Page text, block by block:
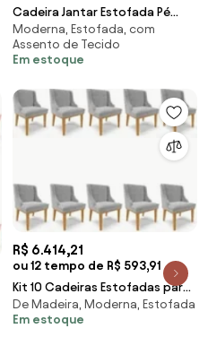
Cadeira Jantar Estofada Pé
Metal Preto Lavy Sintético
Amarula S08 - Mp
Moderna, Estofada, com
Assento de Tecido
Em estoque
R$ 6.414,21
ou 12 tempo de R$ 593,91
Kit 10 Cadeiras Estofadas para
Sala de Jantar Base Fixa de
Madeira Cas
De Madeira, Moderna, Estofada
Em estoque